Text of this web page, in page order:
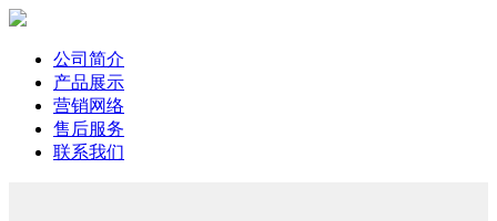
公司简介
产品展示
营销网络
售后服务
联系我们